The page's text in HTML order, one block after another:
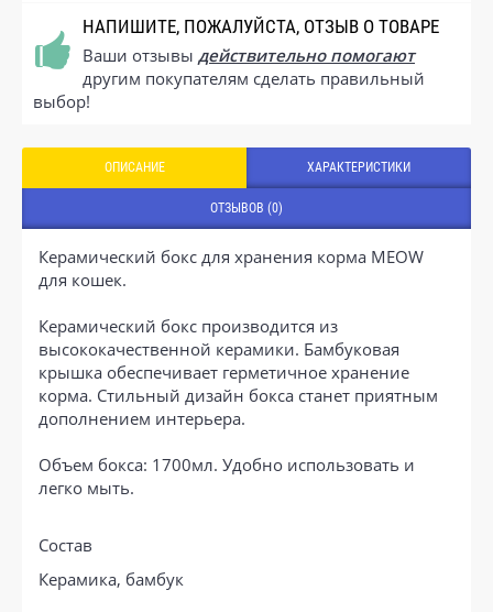
НАПИШИТЕ, ПОЖАЛУЙСТА, ОТЗЫВ О ТОВАРЕ
Ваши отзывы действительно помогают
другим покупателям сделать правильный
выбор!
ОПИСАНИЕ ХАРАКТЕРИСТИКИ
ОТЗЫВОВ (0)
Керамический бокс для хранения корма MEOW
для кошек.
Керамический бокс производится из
высококачественной керамики. Бамбуковая
крышка обеспечивает герметичное хранение
корма. Стильный дизайн бокса станет приятным
дополнением интерьера.
Объем бокса: 1700мл. Удобно использовать и
легко мыть.
Состав
Керамика, бамбук